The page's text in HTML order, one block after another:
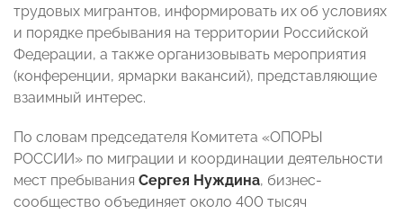
трудовых мигрантов, информировать их об условиях
и порядке пребывания на территории Российской
Федерации, а также организовывать мероприятия
(конференции, ярмарки вакансий), представляющие
взаимный интерес.
По словам председателя Комитета «ОПОРЫ
РОССИИ» по миграции и координации деятельности
мест пребывания Сергея Нуждина, бизнес-
сообщество объединяет около 400 тысяч